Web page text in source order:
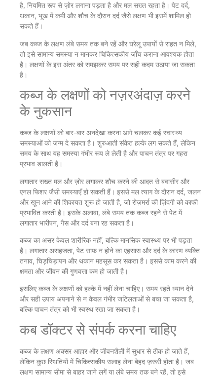
है, नियमित रूप से ज़ोर लगाना पड़ता है और मल सख्त रहता है। पेट दर्द,
थकान, भूख में कमी और शौच के दौरान दर्द जैसे लक्षण भी इसमें शामिल हो
सकते हैं।
जब कब्ज के लक्षण लंबे समय तक बने रहें और घरेलू उपायों से राहत न मिले,
तो इसे सामान्य समस्या न मानकर चिकित्सकीय जाँच कराना आवश्यक होता
है। लक्षणों के इस अंतर को समझकर समय पर सही कदम उठाया जा सकता
है।
कब्ज के लक्षणों को नज़रअंदाज़ करने
के नुकसान
कब्ज के लक्षणों को बार-बार अनदेखा करना आगे चलकर कई स्वास्थ्य
समस्याओं को जन्म दे सकता है। शुरुआती संकेत हल्के लग सकते हैं, लेकिन
समय के साथ यह समस्या गंभीर रूप ले लेती है और पाचन तंत्र पर गहरा
प्रभाव डालती है।
लगातार सख्त मल और ज़ोर लगाकर शौच करने की आदत से बवासीर और
एनल फिशर जैसी समस्याएँ हो सकती हैं। इससे मल त्याग के दौरान दर्द, जलन
और खून आने की शिकायत शुरू हो जाती है, जो रोज़मर्रा की ज़िंदगी को काफी
प्रभावित करती है। इसके अलावा, लंबे समय तक कब्ज रहने से पेट में
लगातार भारीपन, गैस और दर्द बना रह सकता है।
कब्ज का असर केवल शारीरिक नहीं, बल्कि मानसिक स्वास्थ्य पर भी पड़ता
है। लगातार असहजता, पेट साफ़ न होने का एहसास और दर्द के कारण व्यक्ति
तनाव, चिड़चिड़ापन और थकान महसूस कर सकता है। इससे काम करने की
क्षमता और जीवन की गुणवत्ता कम हो जाती है।
इसलिए कब्ज के लक्षणों को हल्के में नहीं लेना चाहिए। समय रहते ध्यान देने
और सही उपाय अपनाने से न केवल गंभीर जटिलताओं से बचा जा सकता है,
बल्कि पाचन तंत्र को भी स्वस्थ रखा जा सकता है।
कब डॉक्टर से संपर्क करना चाहिए
कब्ज के लक्षण अक्सर आहार और जीवनशैली में सुधार से ठीक हो जाते हैं,
लेकिन कुछ स्थितियों में चिकित्सकीय सलाह लेना बेहद ज़रूरी होता है। जब
लक्षण सामान्य सीमा से बाहर जाने लगें या लंबे समय तक बने रहें, तो इसे